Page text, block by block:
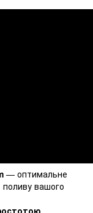
— оптимальне
поливу вашого